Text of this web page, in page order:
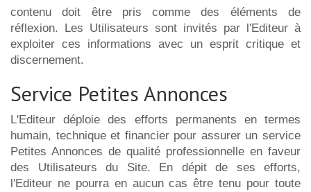
contenu doit être pris comme des éléments de
réflexion. Les Utilisateurs sont invités par l'Editeur à
exploiter ces informations avec un esprit critique et
discernement.
Service Petites Annonces
L'Editeur déploie des efforts permanents en termes
humain, technique et financier pour assurer un service
Petites Annonces de qualité professionnelle en faveur
des Utilisateurs du Site. En dépit de ses efforts,
l'Editeur ne pourra en aucun cas être tenu pour toute